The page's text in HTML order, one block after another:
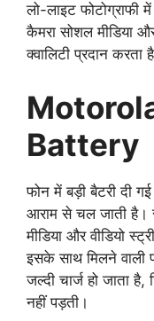
लो-लाइट फोटोग्राफी
कैमरा सोशल मीडिया
क्वालिटी प्रदान करता
Battery
फोन में बड़ी बैटरी दी
आराम से चल जाती है।
मीडिया और वीडियो
इसके साथ मिलने वाली
जल्दी चार्ज हो जाता
नहीं पड़ती।